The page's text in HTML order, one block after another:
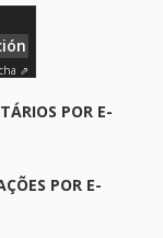
⇗
POR E-
POR E-